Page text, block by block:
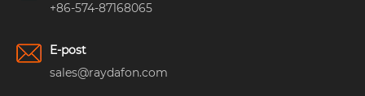
+86-574-87168065
E-post
sales@raydafon.com